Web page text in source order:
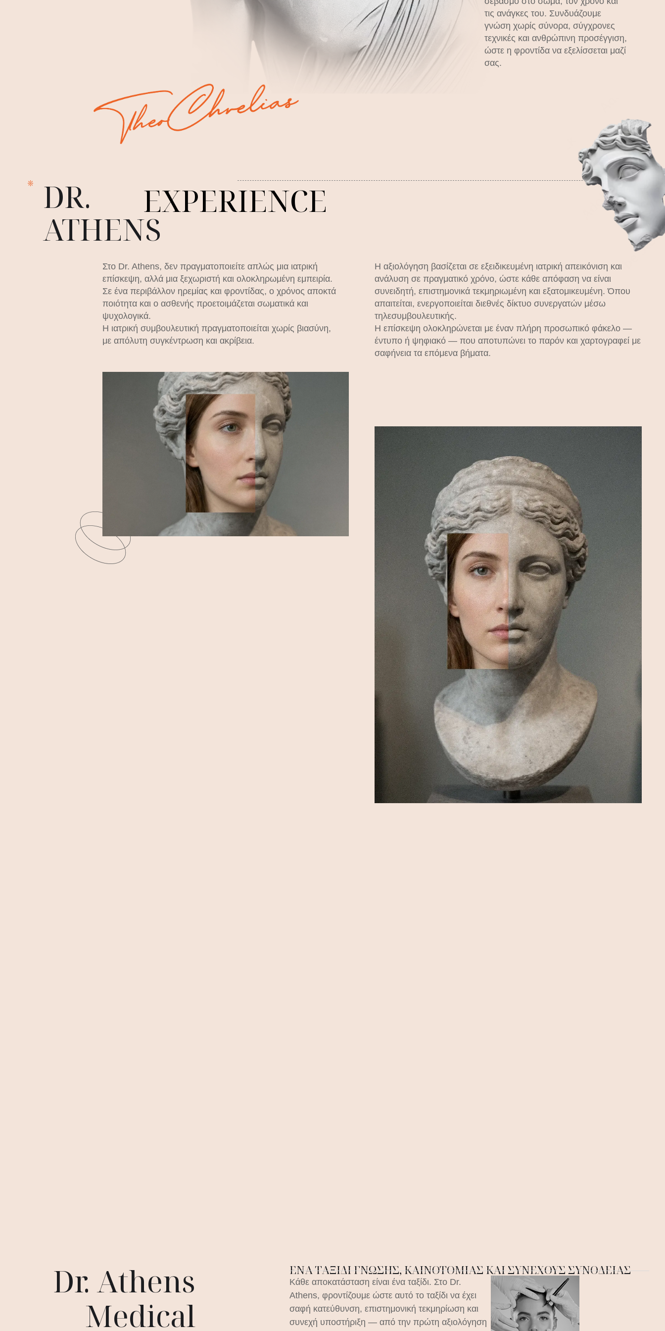
τις ανάγκες του. Συνδυάζουμε
γνώση χωρίς σύνορα, σύγχρονες
τεχνικές και ανθρώπινη προσέγγιση,
ώστε η φροντίδα να εξελίσσεται μαζί
σας.
DR.
ATHENS
EXPERIENCE
Στο Dr. Athens, δεν πραγματοποιείτε απλώς μια ιατρική
επίσκεψη, αλλά μια ξεχωριστή και ολοκληρωμένη εμπειρία.
Σε ένα περιβάλλον ηρεμίας και φροντίδας, ο χρόνος αποκτά
ποιότητα και ο ασθενής προετοιμάζεται σωματικά και
ψυχολογικά.
Η ιατρική συμβουλευτική πραγματοποιείται χωρίς βιασύνη,
με απόλυτη συγκέντρωση και ακρίβεια.
Η αξιολόγηση βασίζεται σε εξειδικευμένη ιατρική απεικόνιση και
ανάλυση σε πραγματικό χρόνο, ώστε κάθε απόφαση να είναι
συνειδητή, επιστημονικά τεκμηριωμένη και εξατομικευμένη. Όπου
απαιτείται, ενεργοποιείται διεθνές δίκτυο συνεργατών μέσω
τηλεσυμβουλευτικής.
Η επίσκεψη ολοκληρώνεται με έναν πλήρη προσωπικό φάκελο —
έντυπο ή ψηφιακό — που αποτυπώνει το παρόν και χαρτογραφεί με
σαφήνεια τα επόμενα βήματα.
Dr. Athens
Medical
ΈΝΑ ΤΑΞΊΔΙ ΓΝΏΣΗΣ, ΚΑΙΝΟΤΟΜΊΑΣ ΚΑΙ ΣΥΝΕΧΟΎΣ ΣΥΝΟΔΕΊΑΣ
Κάθε αποκατάσταση είναι ένα ταξίδι. Στο Dr.
Athens, φροντίζουμε ώστε αυτό το ταξίδι να έχει
σαφή κατεύθυνση, επιστημονική τεκμηρίωση και
συνεχή υποστήριξη — από την πρώτη αξιολόγηση